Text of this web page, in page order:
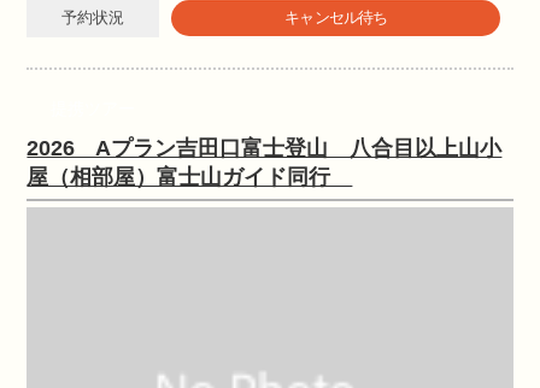
予約状況 キャンセル待ち
2026 Aプラン吉田口富士登山 八合目以上山小
屋（相部屋）富士山ガイド同行